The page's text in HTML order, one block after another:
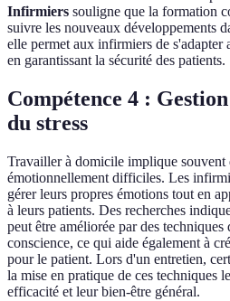
Infirmiers souligne que la formation
suivre les nouveaux développements
elle permet aux infirmiers de s'adapter
en garantissant la sécurité des patients.
Compétence 4 :
du stress
Travailler à domicile implique souvent
émotionnellement difficiles. Les
gérer leurs propres émotions tout en
à leurs patients. Des recherches
peut être améliorée par des
conscience, ce qui aide également à
pour le patient. Lors d'un entretien,
la mise en pratique de ces techniques
efficacité et leur bien-être général.